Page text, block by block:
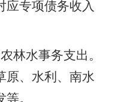
应专项债务收入
林水事务支出。
原、水利、南水
。